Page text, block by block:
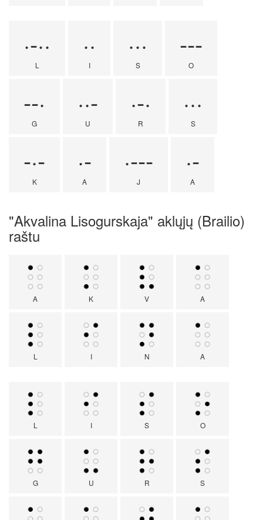
·-··
L
··
I
···
S
---
O
--·
G
··-
U
·-·
R
···
S
-·-
K
·-
A
·---
J
·-
A
"Akvalina Lisogurskaja" aklųjų (Brailio)
raštu
A K V A
L I N A
L I S O
G U R S